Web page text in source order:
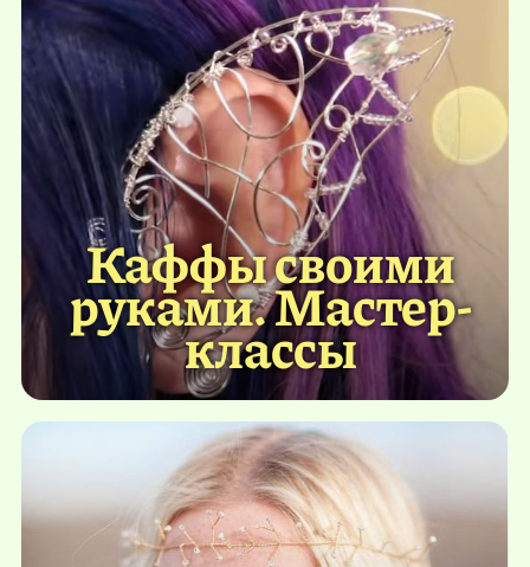
Каффы своими
руками. Мастер-
классы